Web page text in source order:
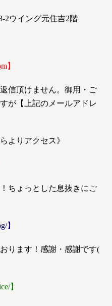
2ウイング元住吉2階
】
信頂けません。御用・ご
が【上記のメールアドレ
よりアクセス》
ちょっとした息抜きにご
】
ります！感謝・感謝です(
】